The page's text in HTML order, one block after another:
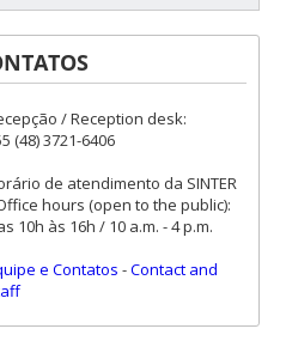
/ Reception desk:
(48) 3721-6406
de atendimento da SINTER
hours (open to the public):
10h às 16h / 10 a.m. - 4 p.m.
e Contatos -Contact and